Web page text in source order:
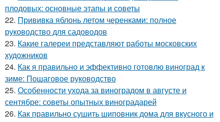
плодовых: основные этапы и советы
22. Прививка яблонь летом черенками: полное
руководство для садоводов
23. Какие галереи представляют работы московских
художников
24. Как я правильно и эффективно готовлю виноград к
зиме: Пошаговое руководство
25. Особенности ухода за виноградом в августе и
сентябре: советы опытных виноградарей
26. Как правильно сушить шиповник дома для вкусного и